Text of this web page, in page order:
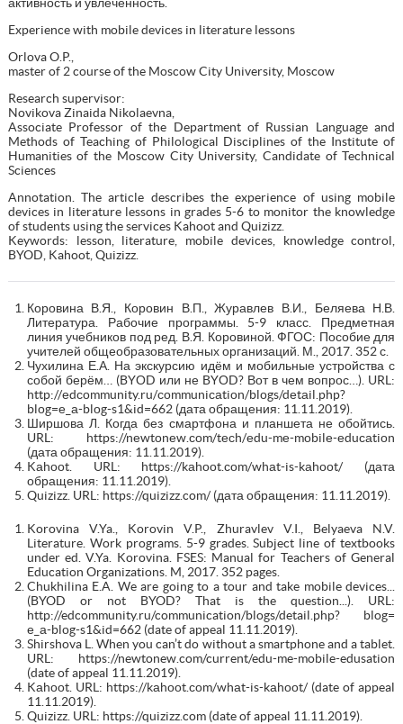
Experience with mobile devices in literature lessons
Orlova O.P.,
master of 2 course of the Moscow City University, Moscow
Research supervisor:
Novikova Zinaida Nikolaevna,
Associate Professor of the Department of Russian Language and
Methods of Teaching of Philological Disciplines of the Institute of
Humanities of the Moscow City University, Candidate of Technical
Sciences
Annotation. The article describes the experience of using mobile
devices in literature lessons in grades 5-6 to monitor the knowledge
of students using the services Kahoot and Quizizz.
Keywords: lesson, literature, mobile devices, knowledge control,
BYOD, Kahoot, Quizizz.
Коровина В.Я., Коровин В.П., Журавлев В.И., Беляева Н.В.
Литература. Рабочие программы. 5-9 класс. Предметная
линия учебников под ред. В.Я. Коровиной. ФГОС: Пособие для
учителей общеобразовательных организаций. М., 2017. 352 с.
Чухилина Е.А. На экскурсию идём и мобильные устройства с
собой берём… (BYОD или не BYОD? Вот в чем вопрос…). URL:
http://еdсоmmunity.ru/соmmuniсаtiоn/blоgs/dеtаil.php?
blоg=е_а-blоg-s1&id=662 (дата обращения: 11.11.2019).
Ширшова Л. Когда без смартфона и планшета не обойтись.
URL: https://nеwtоnеw.соm/tесh/еdu-mе-mоbilе-еduсаtiоn
(дата обращения: 11.11.2019).
Kаhооt. URL: https://kаhооt.соm/whаt-is-kаhооt/ (дата
обращения: 11.11.2019).
Quizizz. URL: https://quizizz.com/ (дата обращения: 11.11.2019).
Korovina V.Ya., Korovin V.P., Zhuravlev V.I., Belyaeva N.V.
Literature. Work programs. 5-9 grades. Subject line of textbooks
under ed. V.Ya. Korovina. FSES: Manual for Teachers of General
Education Organizations. M, 2017. 352 pages.
Chukhilina E.A. We are going to a tour and take mobile devices...
(BYOD or not BYOD? That is the question...). URL:
http://edcommunity.ru/communication/blogs/detail.php? blog=
е_а-blоg-s1&id=662 (date of appeal 11.11.2019).
Shirshova L. When you can’t do without a smartphone and a tablet.
URL: https://newtonew.com/current/edu-me-mobile-edusation
(date of appeal 11.11.2019).
Kаhооt. URL: https://kаhооt.соm/whаt-is-kаhооt/ (date of appeal
11.11.2019).
Quizizz. URL: https://quizizz.com (date of appeal 11.11.2019).